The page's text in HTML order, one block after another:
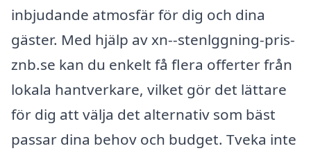
inbjudande atmosfär för dig och dina
gäster. Med hjälp av xn--stenlggning-pris-
znb.se kan du enkelt få flera offerter från
lokala hantverkare, vilket gör det lättare
för dig att välja det alternativ som bäst
passar dina behov och budget. Tveka inte